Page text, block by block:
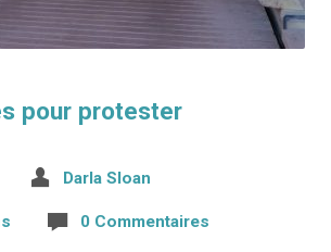
pour protester
Darla Sloan
0 Commentaires